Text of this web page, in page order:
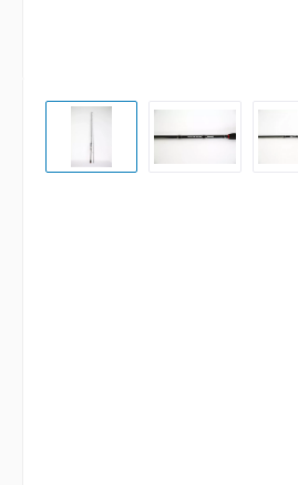
Bildergalerie überspringen